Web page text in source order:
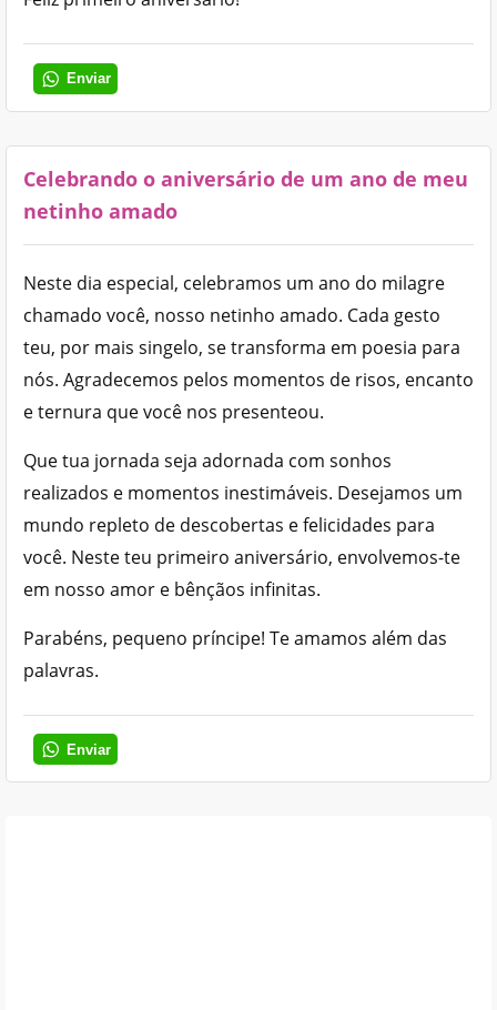
Enviar
Celebrando o aniversário de um ano de meu
netinho amado
Neste dia especial, celebramos um ano do milagre
chamado você, nosso netinho amado. Cada gesto
teu, por mais singelo, se transforma em poesia para
nós. Agradecemos pelos momentos de risos, encanto
e ternura que você nos presenteou.
Que tua jornada seja adornada com sonhos
realizados e momentos inestimáveis. Desejamos um
mundo repleto de descobertas e felicidades para
você. Neste teu primeiro aniversário, envolvemos-te
em nosso amor e bênçãos infinitas.
Parabéns, pequeno príncipe! Te amamos além das
palavras.
Enviar